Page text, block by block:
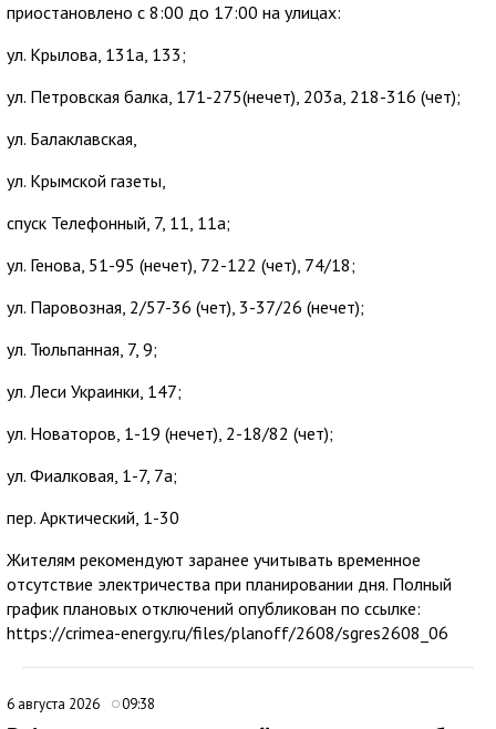
приостановлено с 8:00 до 17:00 на улицах:
ул. Крылова, 131а, 133;
ул. Петровская балка, 171-275(нечет), 203а, 218-316 (чет);
ул. Балаклавская,
ул. Крымской газеты,
спуск Телефонный, 7, 11, 11а;
ул. Генова, 51-95 (нечет), 72-122 (чет), 74/18;
ул. Паровозная, 2/57-36 (чет), 3-37/26 (нечет);
ул. Тюльпанная, 7, 9;
ул. Леси Украинки, 147;
ул. Новаторов, 1-19 (нечет), 2-18/82 (чет);
ул. Фиалковая, 1-7, 7а;
пер. Арктический, 1-30
Жителям рекомендуют заранее учитывать временное
отсутствие электричества при планировании дня. Полный
график плановых отключений опубликован по ссылке:
https://crimea-energy.ru/files/planoff/2608/sgres2608_06
6 августа 2026 09:38